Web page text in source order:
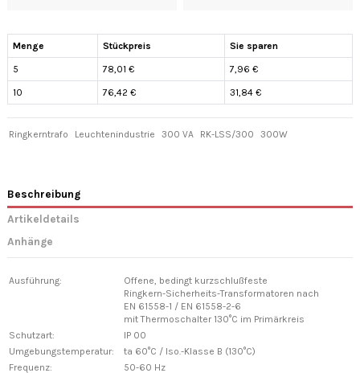
Menge Stückpreis Sie sparen
5 78,01 € 7,96 €
10 76,42 € 31,84 €
Ringkerntrafo Leuchtenindustrie 300 VA RK-LSS/300 300W
Beschreibung
Artikeldetails
Anhänge
Ausführung:
Offene, bedingt kurzschlußfeste
Ringkern-Sicherheits-Transformatoren nach
EN 61558-1 / EN 61558-2-6
mit Thermoschalter 130°C im Primärkreis
Schutzart:
IP 00
Umgebungstemperatur:
ta 60°C / Iso.-Klasse B (130°C)
Frequenz:
50-60 Hz